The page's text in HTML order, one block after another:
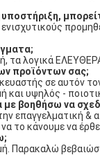
υποστήριξη,
ενισχυτικούς
τα λογικά
προϊόντων σας;
σε αυτόν
και υψηλός -
με βοηθήσω να
επαγγελματική &
το κάνουμε να
Παρακαλώ